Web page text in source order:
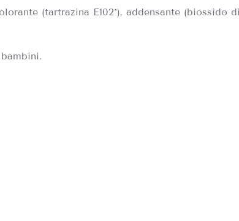
(tartrazina E102*), addensante (biossido